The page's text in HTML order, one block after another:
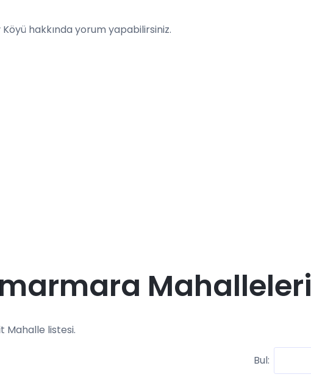
hakkında yorum yapabilirsiniz.
Mahalleleri
Mahalle listesi.
Bul: